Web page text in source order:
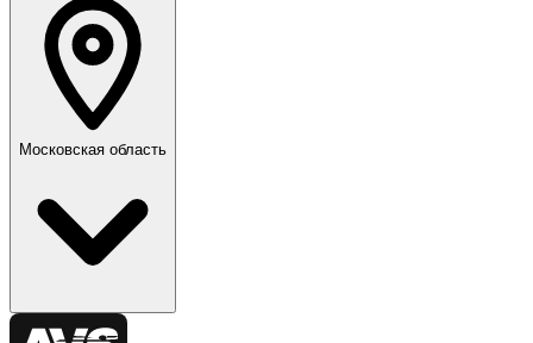
Московская область